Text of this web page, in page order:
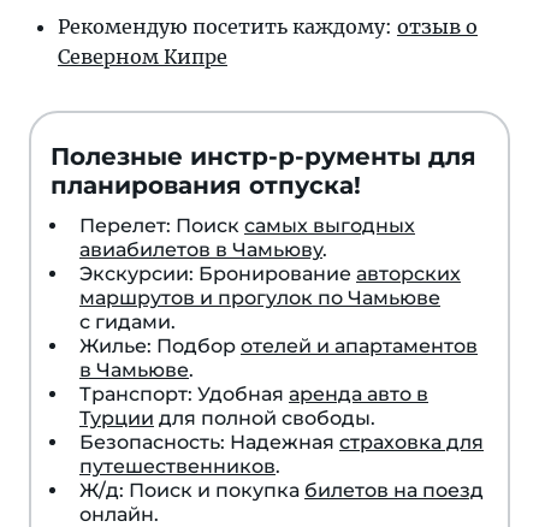
Рекомендую посе­тить каж­до­му: от­зыв о
Се­вер­ном Кипре
Полезные инстр-р-рументы для
планирования отпуска!
Перелет: Поиск самых выгодных
авиабилетов в Чамьюву.
Экскурсии: Бронирование авторских
маршрутов и прогулок по Чамьюве
с гидами.
Жилье: Подбор отелей и апартаментов
в Чамьюве.
Транспорт: Удобная аренда авто в
Турции для полной свободы.
Безопасность: Надежная страховка для
путешественников.
Ж/д: Поиск и покупка билетов на поезд
онлайн.